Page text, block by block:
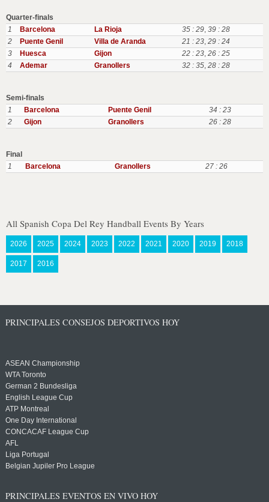
Quarter-finals
1
Barcelona La Rioja 35 : 29, 39 : 28
2
Puente Genil Villa de Aranda 21 : 23, 29 : 24
3
Huesca Gijon 22 : 23, 26 : 25
4
Ademar Granollers 32 : 35, 28 : 28
Semi-finals
1
Barcelona Puente Genil
34 : 23
2
Gijon Granollers 26 : 28
Final
1
Barcelona Granollers 27 : 26
All Spanish Copa Del Rey Handball Events By Years
2026 2025 2024 2023 2022 2021 2020 2019 2018
2017 2016
PRINCIPALES CONSEJOS DEPORTIVOS HOY
ASEAN Championship
WTA Toronto
German 2 Bundesliga
English League Cup
ATP Montreal
One Day International
CONCACAF League Cup
AFL
Liga Portugal
Belgian Jupiler Pro League
PRINCIPALES EVENTOS EN VIVO HOY